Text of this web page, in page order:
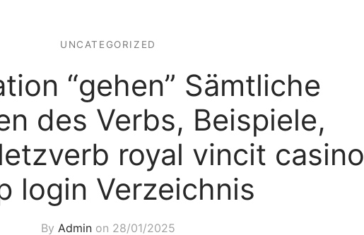
UNCATEGORIZED
“gehen” Sämtliche
des Verbs, Beispiele,
royal vincit casino
login Verzeichnis
By Admin on 28/01/2025